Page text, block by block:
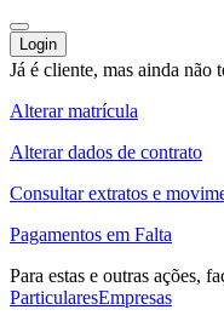
Login
Já é cliente, mas ainda não
Alterar matrícula
Alterar dados de contrato
Consultar extratos e
Pagamentos em Falta
Para estas e outras ações,
ParticularesEmpresas